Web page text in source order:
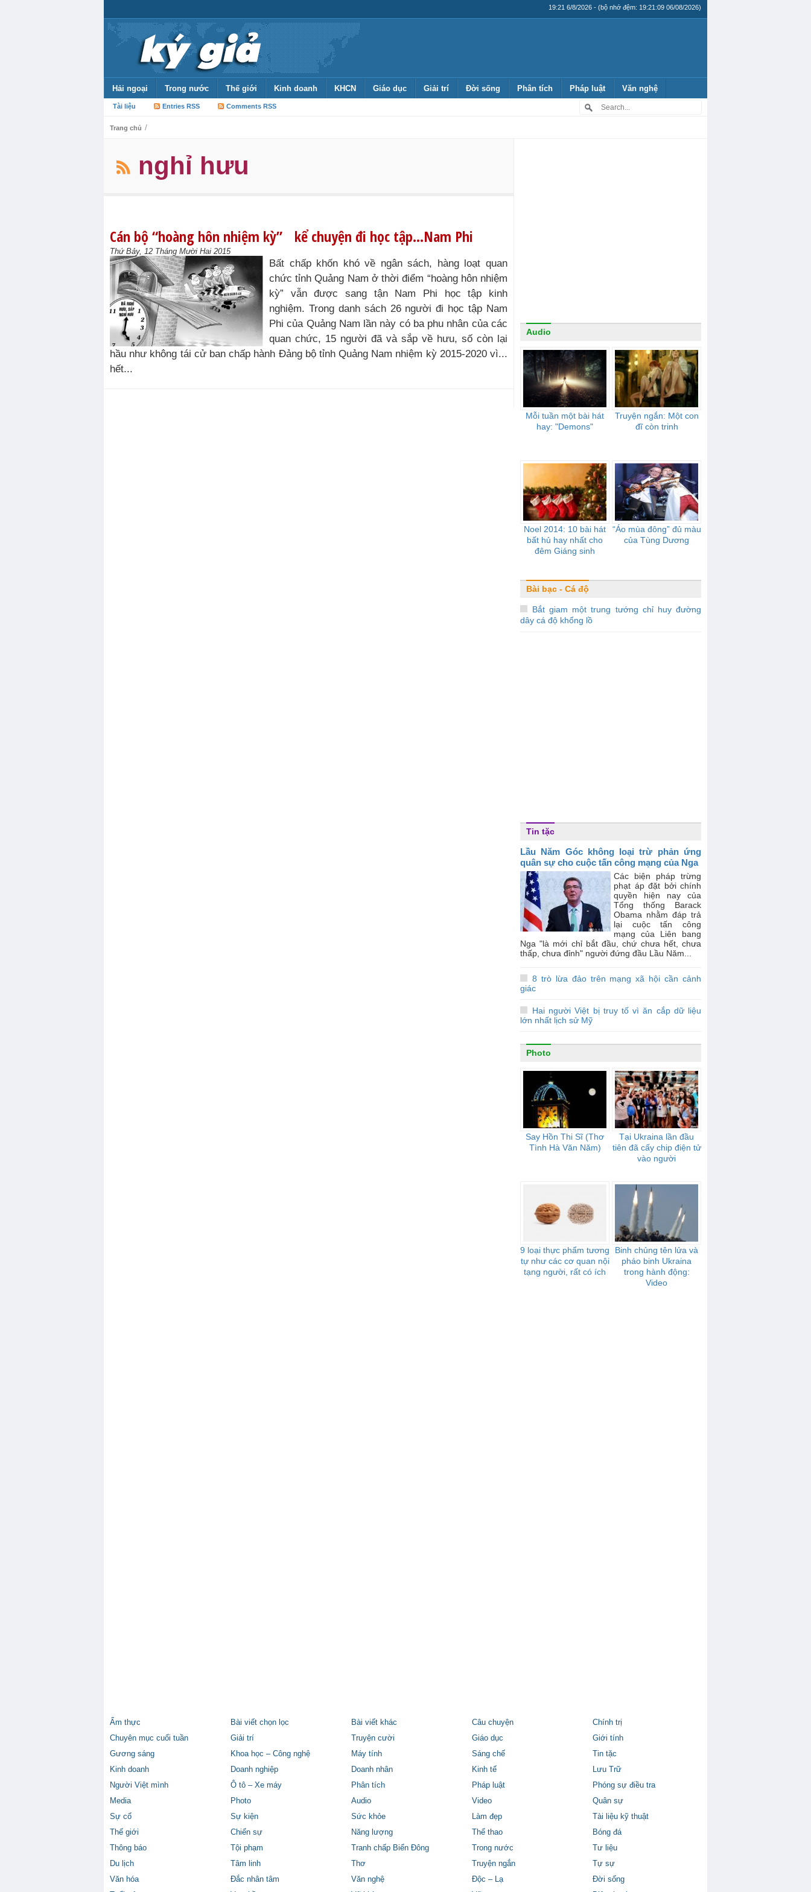
19:21 6/8/2026 - (bộ nhớ đệm: 19:21:09 06/08/2026)
Hải ngoại Trong nước Thế giới Kinh doanh KHCN Giáo dục Giải trí Đời sống Phân tích Pháp luật Văn nghệ
Tài liệu Entries RSS Comments RSS
Trang chủ /
nghỉ hưu
Cán bộ “hoàng hôn nhiệm kỳ” kể chuyện đi học tập…Nam Phi
Thứ Bảy, 12 Tháng Mười Hai 2015
Bất chấp khốn khó về ngân sách, hàng loạt quan
chức tỉnh Quảng Nam ở thời điểm “hoàng hôn nhiệm
kỳ” vẫn được sang tận Nam Phi học tập kinh
nghiệm. Trong danh sách 26 người đi học tập Nam
Phi của Quảng Nam lần này có ba phu nhân của các
quan chức, 15 người đã và sắp về hưu, số còn lại
hầu như không tái cử ban chấp hành Đảng bộ tỉnh Quảng Nam nhiệm kỳ 2015-2020 vì...
hết...
Audio
Mỗi tuần một bài hát
hay: "Demons"
Truyện ngắn: Một con
đĩ còn trinh
Noel 2014: 10 bài hát
bất hủ hay nhất cho
đêm Giáng sinh
“Áo mùa đông” đủ màu
của Tùng Dương
Bài bạc - Cá độ
Bắt giam một trung tướng chỉ huy đường
dây cá độ khổng lồ
Tin tặc
Lầu Năm Góc không loại trừ phản ứng
quân sự cho cuộc tấn công mạng của Nga
Các biện pháp trừng
phạt áp đặt bởi chính
quyền hiện nay của
Tổng thống Barack
Obama nhằm đáp trả
lại cuộc tấn công
mạng của Liên bang
Nga "là mới chỉ bắt đầu, chứ chưa hết, chưa
thấp, chưa đỉnh" người đứng đầu Lầu Năm...
8 trò lừa đảo trên mạng xã hội cần cảnh
giác
Hai người Việt bị truy tố vì ăn cắp dữ liệu
lớn nhất lịch sử Mỹ
Photo
Say Hồn Thi Sĩ (Thơ
Tình Hà Văn Năm)
Tại Ukraina lần đầu
tiên đã cấy chip điện tử
vào người
9 loại thực phẩm tương
tự như các cơ quan nội
tạng người, rất có ích
Binh chủng tên lửa và
pháo binh Ukraina
trong hành động:
Video
Ẩm thực Bài viết chọn lọc Bài viết khác Câu chuyện
Chính trị
Chuyên mục cuối tuần
Giải trí Truyện cười Giáo dục
Giới tính
Gương sáng
Khoa học – Công nghệ Máy tính Sáng chế
Tin tặc
Kinh doanh
Doanh nghiệp Doanh nhân Kinh tế
Lưu Trữ
Người Việt mình
Ô tô – Xe máy Phân tích Pháp luật
Phóng sự điều tra
Media
Photo Audio Video
Quân sự
Sự cố
Sự kiện Sức khỏe Làm đẹp
Tài liệu kỹ thuật
Thế giới
Chiến sự Năng lượng Thể thao
Bóng đá
Thông báo
Tội phạm Tranh chấp Biển Đông Trong nước
Tư liệu
Du lịch
Tâm linh Thơ Truyện ngắn
Tự sự
Văn hóa
Đắc nhân tâm Văn nghệ Độc – Lạ
Đời sống